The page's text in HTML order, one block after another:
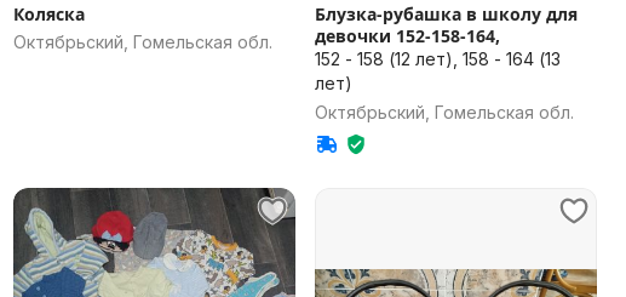
Коляска
Октябрьский, Гомельская обл.
Блузка-рубашка в школу для
девочки 152-158-164,
152 - 158 (12 лет), 158 - 164 (13
лет)
Октябрьский, Гомельская обл.